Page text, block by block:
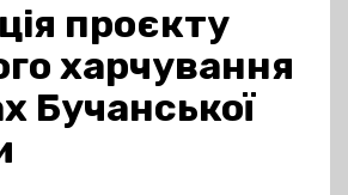
проєкту
харчування
Бучанської